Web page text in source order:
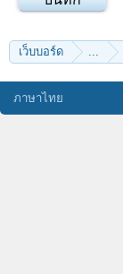
เว็บบอร์ด ...
ภาษาไทย